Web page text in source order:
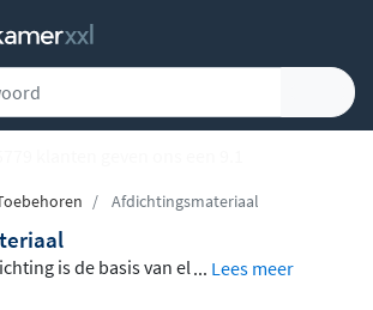
Afdichtingsmateriaal
is de basis van el... Lees meer